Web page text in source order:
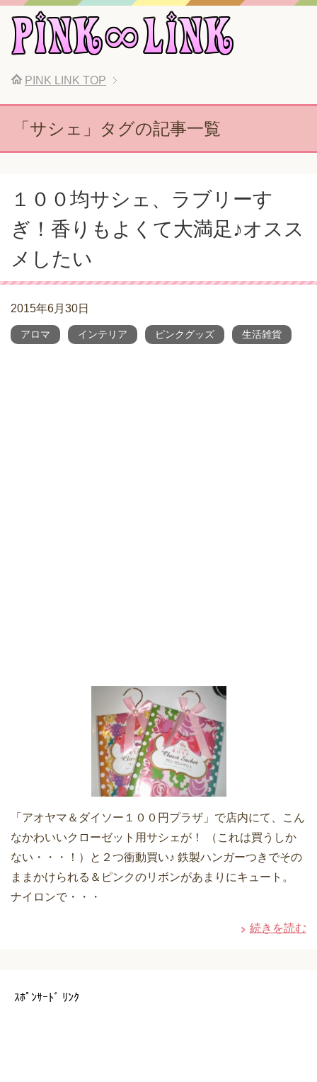
PINK LINK TOP
「サシェ」タグの記事一覧
１００均サシェ、ラブリーす
ぎ！香りもよくて大満足♪オスス
メしたい
2015年6月30日
アロマ インテリア ピンクグッズ 生活雑貨
「アオヤマ＆ダイソー１００円プラザ」で店内にて、こん
なかわいいクローゼット用サシェが！ （これは買うしか
ない・・・！）と２つ衝動買い♪ 鉄製ハンガーつきでその
ままかけられる＆ピンクのリボンがあまりにキュート。
ナイロンで・・・
続きを読む
ｽﾎﾟﾝｻｰﾄﾞ ﾘﾝｸ